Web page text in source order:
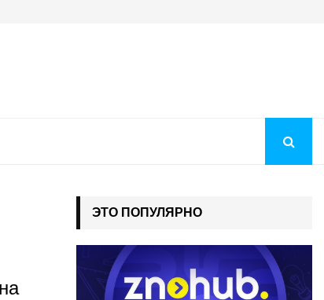
ЭТО ПОПУЛЯРНО